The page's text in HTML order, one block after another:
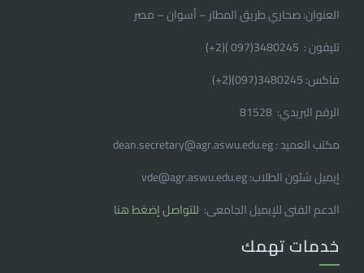
العنوان: صحاري طريق المطار – أسوان – مصر
تليفون : 3480245(097 )(2
+
)
فاكس: 3480245(097)(2
+
)
الرقم البريدي: 81528
مكتب العميد : dean.secretary@agr.aswu.edu.eg
إيميل شئون الطلاب: vde@agr.aswu.edu.eg
الدعم الفنى للإيميل الجامعى: للتواصل إضغط هنا
خدمات تهمك